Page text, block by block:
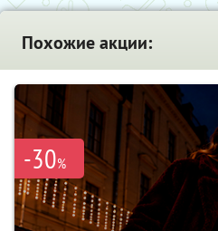
Похожие акции:
-30%